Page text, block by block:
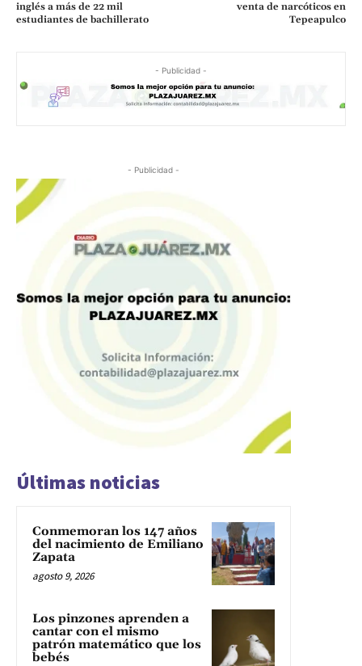
inglés a más de 22 mil
estudiantes de bachillerato
venta de narcóticos en
Tepeapulco
- Publicidad -
- Publicidad -
Últimas noticias
Conmemoran los 147 años
del nacimiento de Emiliano
Zapata
agosto 9, 2026
Los pinzones aprenden a
cantar con el mismo
patrón matemático que los
bebés